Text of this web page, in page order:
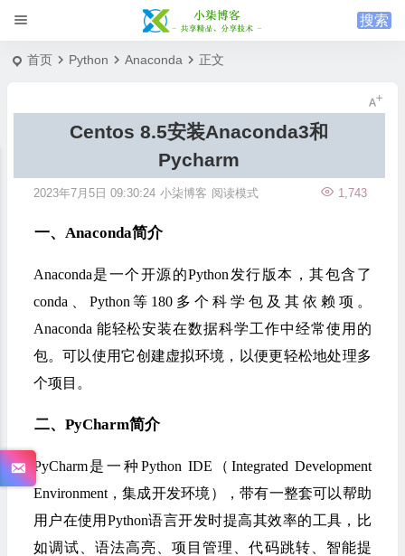
首页 Python Anaconda 正文
Centos 8.5安装Anaconda3和
Pycharm
2023年7月5日 09:30:24 小柒博客 1,743
阅读模式
一、 Anaconda简介
Anaconda是一个开源的Python发行版本，其包含了
conda、Python等180多个科学包及其依赖项。
Anaconda 能轻松安装在数据科学工作中经常使用的
包。可以使用它创建虚拟环境，以便更轻松地处理多
个项目。
二、PyCharm简介
PyCharm是一种Python IDE（Integrated Development
Environment，集成开发环境），带有一整套可以帮助
用户在使用Python语言开发时提高其效率的工具，比
如调试、语法高亮、项目管理、代码跳转、智能提